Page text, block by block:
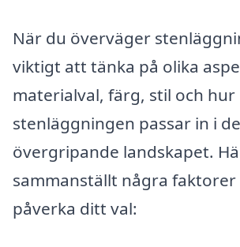
När du överväger
viktigt att tänka på olika
materialval, färg, stil och hur
stenläggningen passar in i
övergripande landskapet.
sammanställt några faktorer
påverka ditt val: